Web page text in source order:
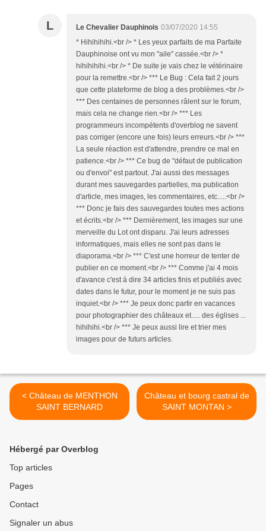
L Le Chevalier Dauphinois 03/07/2020 14:55
* Hihihihihi.<br /> * Les yeux parfaits de ma Parfaite
Dauphinoise ont vu mon "aile" cassée.<br /> *
hihihihihi.<br /> * De suite je vais chez le vétérinaire
pour la remettre.<br /> *** Le Bug : Cela fait 2 jours
que cette plateforme de blog a des problèmes.<br />
*** Des centaines de personnes râlent sur le forum,
mais cela ne change rien.<br /> *** Les
programmeurs incompétents d'overblog ne savent
pas corriger (encore une fois) leurs erreurs.<br /> ***
La seule réaction est d'attendre, prendre ce mal en
patience.<br /> *** Ce bug de "défaut de publication
ou d'envoi" est partout. J'ai aussi des messages
durant mes sauvegardes partielles, ma publication
d'article, mes images, les commentaires, etc.....<br />
*** Donc je fais des sauvegardes toutes mes actions
et écrits.<br /> *** Dernièrement, les images sur une
merveille du Lot ont disparu. J'ai leurs adresses
informatiques, mais elles ne sont pas dans le
diaporama.<br /> *** C'est une horreur de tenter de
publier en ce moment.<br /> *** Comme j'ai 4 mois
d'avance c'est à dire 34 articles finis et publiés avec
dates dans le futur, pour le moment je ne suis pas
inquiet.<br /> *** Je peux donc partir en vacances
pour photographier des châteaux et..... des églises ...
hihihihi.<br /> *** Je peux aussi lire et trier mes
images pour de futurs articles.
< Château de MENTHON
SAINT BERNARD
Château et bourg castral de
SAINT MONTAN >
Hébergé par Overblog
Top articles
Pages
Contact
Signaler un abus